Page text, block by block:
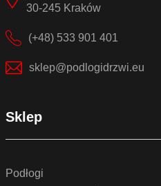
30-245 Kraków
(+48) 533 901 401
sklep@podlogidrzwi.eu
Sklep
Podłogi